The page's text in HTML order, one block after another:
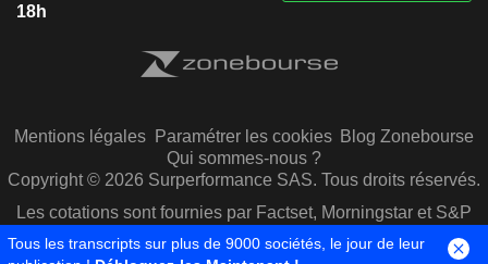
18h
Mentions légales Paramétrer les cookies Blog Zonebourse
Qui sommes-nous ?
Copyright © 2026 Surperformance SAS. Tous droits réservés.
Les cotations sont fournies par Factset, Morningstar et S&P
Capital IQ
Tous les transcripts sur plus de 9000 sociétés, le jour de leur